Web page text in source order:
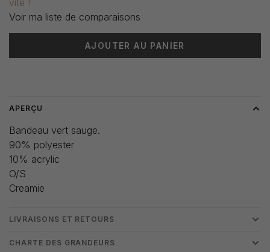
vite !
Voir ma liste de comparaisons
AJOUTER AU PANIER
APERÇU
Bandeau vert sauge.
90% polyester
10% acrylic
O/S
Creamie
LIVRAISONS ET RETOURS
CHARTE DES GRANDEURS